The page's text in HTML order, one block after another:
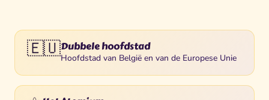
🇪🇺Dubbele hoofdstad
Hoofdstad van België en van de Europese Unie